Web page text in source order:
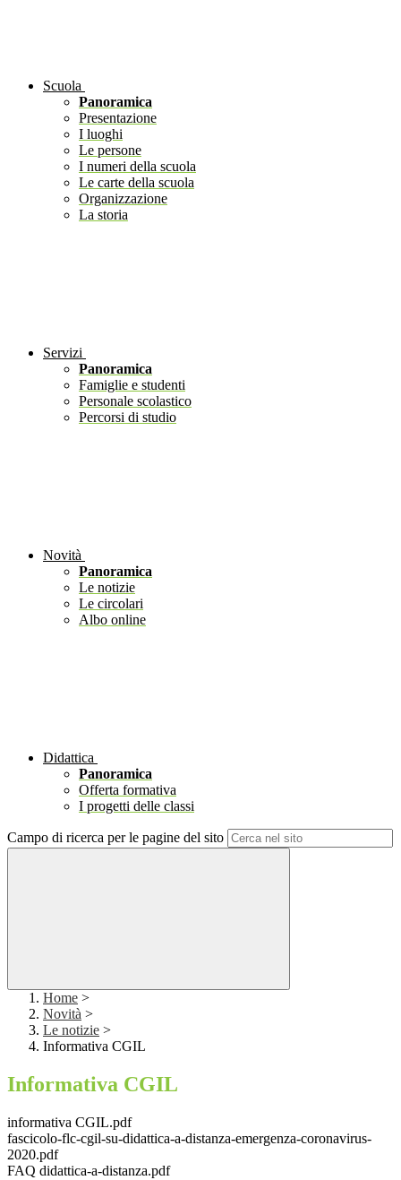
Scuola
Panoramica
Presentazione
I luoghi
Le persone
I numeri della scuola
Le carte della scuola
Organizzazione
La storia
Servizi
Panoramica
Famiglie e studenti
Personale scolastico
Percorsi di studio
Novità
Panoramica
Le notizie
Le circolari
Albo online
Didattica
Panoramica
Offerta formativa
I progetti delle classi
Campo di ricerca per le pagine del sito
Home >
Novità >
Le notizie >
Informativa CGIL
Informativa CGIL
informativa CGIL.pdf
fascicolo-flc-cgil-su-didattica-a-distanza-emergenza-coronavirus-
2020.pdf
FAQ didattica-a-distanza.pdf